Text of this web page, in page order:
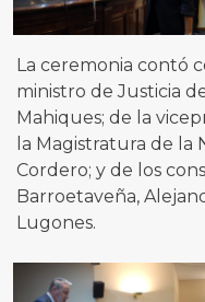
La ceremonia contó
ministro de Justicia
Mahiques; de la
la Magistratura de la
Cordero; y de los
Barroetaveña,
Lugones.